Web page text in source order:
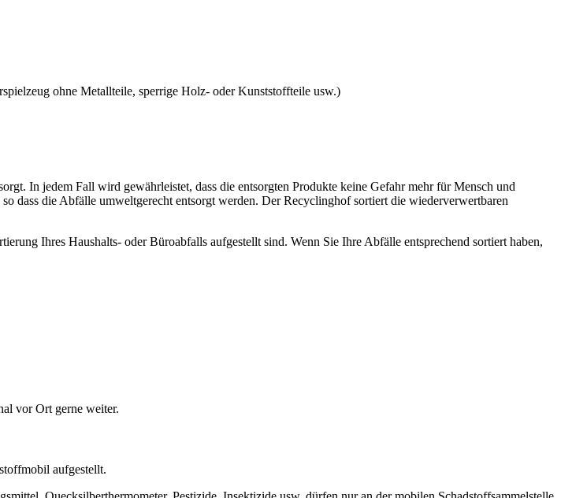
ohne Metallteile, sperrige Holz- oder Kunststoffteile usw.)
In jedem Fall wird gewährleistet, dass die entsorgten Produkte keine Gefahr mehr für Mensch und
dass die Abfälle umweltgerecht entsorgt werden. Der Recyclinghof sortiert die wiederverwertbaren
Ihres Haushalts- oder Büroabfalls aufgestellt sind. Wenn Sie Ihre Abfälle entsprechend sortiert haben,
vor Ort gerne weiter.
aufgestellt.